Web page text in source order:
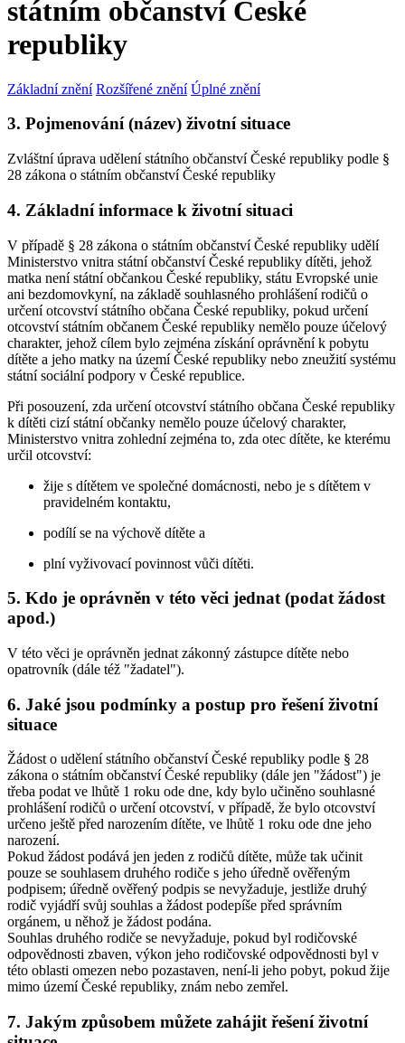
státním občanství České
republiky
Základní znění Rozšířené znění Úplné znění
3. Pojmenování (název) životní situace
Zvláštní úprava udělení státního občanství České republiky podle §
28 zákona o státním občanství České republiky
4. Základní informace k životní situaci
V případě § 28 zákona o státním občanství České republiky udělí
Ministerstvo vnitra státní občanství České republiky dítěti, jehož
matka není státní občankou České republiky, státu Evropské unie
ani bezdomovkyní, na základě souhlasného prohlášení rodičů o
určení otcovství státního občana České republiky, pokud určení
otcovství státním občanem České republiky nemělo pouze účelový
charakter, jehož cílem bylo zejména získání oprávnění k pobytu
dítěte a jeho matky na území České republiky nebo zneužití systému
státní sociální podpory v České republice.
Při posouzení, zda určení otcovství státního občana České republiky
k dítěti cizí státní občanky nemělo pouze účelový charakter,
Ministerstvo vnitra zohlední zejména to, zda otec dítěte, ke kterému
určil otcovství:
žije s dítětem ve společné domácnosti, nebo je s dítětem v
pravidelném kontaktu,
podílí se na výchově dítěte a
plní vyživovací povinnost vůči dítěti.
5. Kdo je oprávněn v této věci jednat (podat žádost
apod.)
V této věci je oprávněn jednat zákonný zástupce dítěte nebo
opatrovník (dále též "žadatel").
6. Jaké jsou podmínky a postup pro řešení životní
situace
Žádost o udělení státního občanství České republiky podle § 28
zákona o státním občanství České republiky (dále jen "žádost") je
třeba podat ve lhůtě 1 roku ode dne, kdy bylo učiněno souhlasné
prohlášení rodičů o určení otcovství, v případě, že bylo otcovství
určeno ještě před narozením dítěte, ve lhůtě 1 roku ode dne jeho
narození.
Pokud žádost podává jen jeden z rodičů dítěte, může tak učinit
pouze se souhlasem druhého rodiče s jeho úředně ověřeným
podpisem; úředně ověřený podpis se nevyžaduje, jestliže druhý
rodič vyjádří svůj souhlas a žádost podepíše před správním
orgánem, u něhož je žádost podána.
Souhlas druhého rodiče se nevyžaduje, pokud byl rodičovské
odpovědnosti zbaven, výkon jeho rodičovské odpovědnosti byl v
této oblasti omezen nebo pozastaven, není-li jeho pobyt, pokud žije
mimo území České republiky, znám nebo zemřel.
7. Jakým způsobem můžete zahájit řešení životní